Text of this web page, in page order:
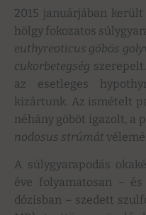
2015 januárjában
hölgy fokozatos
euthyreoticus göbös
cukorbetegség
az esetleges
kizártunk. Az ismételt
néhány göböt igazolt, a
nodosus strúmát
A súlygyarapodás
éve folyamatosan –
dózisban – szedett